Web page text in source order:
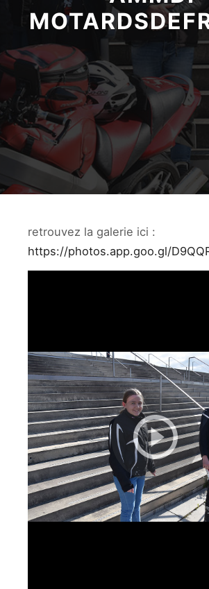
retrouvez la galerie ici :
https://photos.app.goo.gl/